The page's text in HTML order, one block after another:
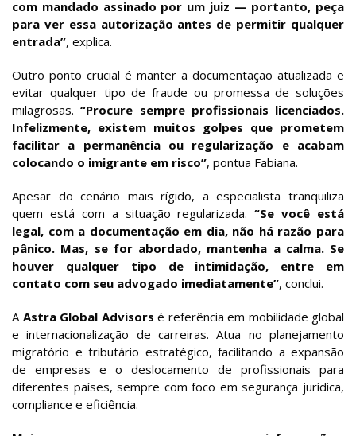
com mandado assinado por um juiz — portanto, peça
para ver essa autorização antes de permitir qualquer
entrada”, explica.
Outro ponto crucial é manter a documentação atualizada e
evitar qualquer tipo de fraude ou promessa de soluções
milagrosas.“Procure sempre profissionais licenciados.
Infelizmente, existem muitos golpes que prometem
facilitar a permanência ou regularização e acabam
colocando o imigrante em risco”, pontua Fabiana.
Apesar do cenário mais rígido, a especialista tranquiliza
quem está com a situação regularizada.“Se você está
legal, com a documentação em dia, não há razão para
pânico. Mas, se for abordado, mantenha a calma. Se
houver qualquer tipo de intimidação, entre em
contato com seu advogado imediatamente”, conclui.
A Astra Global Advisors é referência em mobilidade global
e internacionalização de carreiras. Atua no planejamento
migratório e tributário estratégico, facilitando a expansão
de empresas e o deslocamento de profissionais para
diferentes países, sempre com foco em segurança jurídica,
compliance e eficiência.